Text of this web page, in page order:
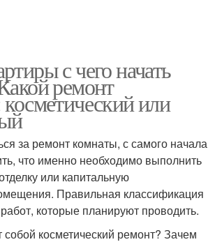
с чего начать
ремонт
или
за ремонт комнаты, с самого начала
что именно необходимо выполнить
или капитальную
Правильная классификация
которые планируют проводить.
собой косметический ремонт? Зачем